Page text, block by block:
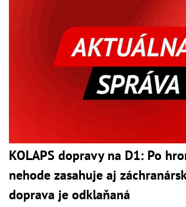
KOLAPS dopravy na D1: Po
nehode zasahuje aj
doprava je odklaňaná